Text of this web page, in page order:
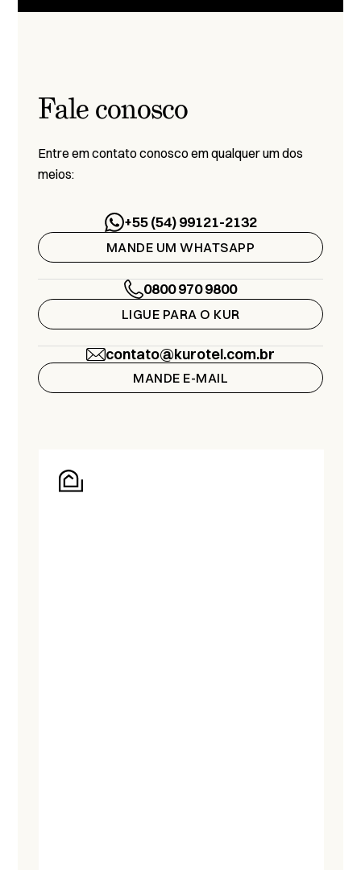
Fale conosco
Entre em contato conosco em qualquer um dos
meios:
+55 (54) 99121-2132
MANDE UM WHATSAPP
0800 970 9800
LIGUE PARA O KUR
contato@kurotel.com.br
MANDE E-MAIL